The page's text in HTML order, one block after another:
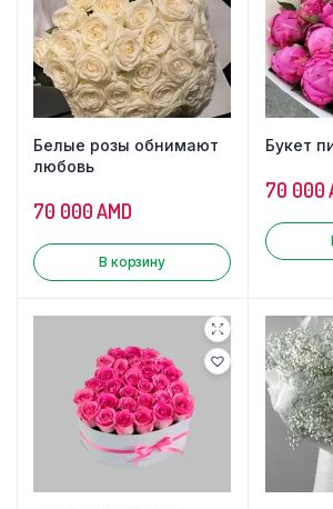
Белые розы обнимают
любовь
70 000AMD
В корзину
Букет
70 000